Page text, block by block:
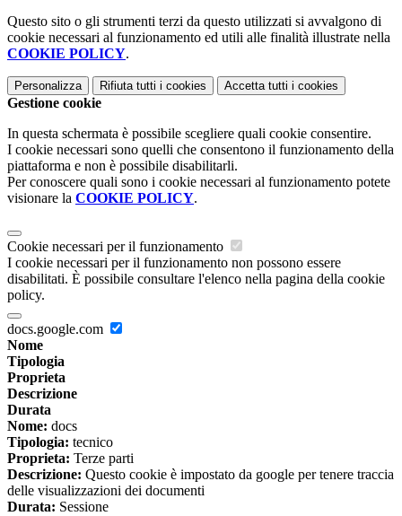
Questo sito o gli strumenti terzi da questo utilizzati si avvalgono di
cookie necessari al funzionamento ed utili alle finalità illustrate nella
COOKIE POLICY.
Personalizza Rifiuta tutti i cookies Accetta tutti i cookies
Gestione cookie
In questa schermata è possibile scegliere quali cookie consentire.
I cookie necessari sono quelli che consentono il funzionamento della
piattaforma e non è possibile disabilitarli.
Per conoscere quali sono i cookie necessari al funzionamento potete
visionare la COOKIE POLICY.
Cookie necessari per il funzionamento
I cookie necessari per il funzionamento non possono essere
disabilitati. È possibile consultare l'elenco nella pagina della cookie
policy.
docs.google.com
Nome
Tipologia
Proprieta
Descrizione
Durata
Nome: docs
Tipologia: tecnico
Proprieta: Terze parti
Descrizione: Questo cookie è impostato da google per tenere traccia
delle visualizzazioni dei documenti
Durata: Sessione